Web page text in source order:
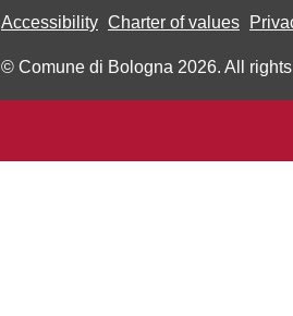
Accessibility Charter of values
© Comune di Bologna 2026. All